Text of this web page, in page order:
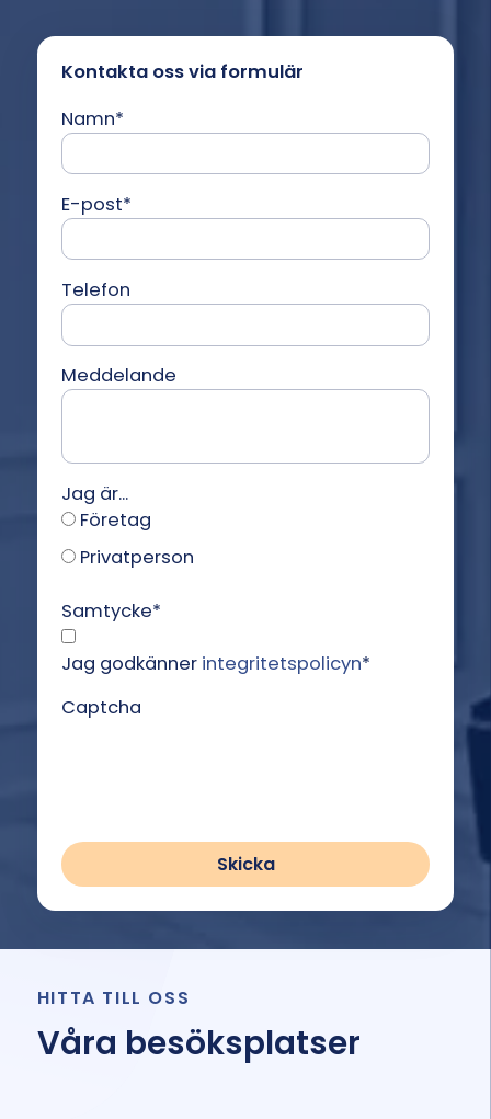
Kontakta oss via formulär
Namn*
E-post*
Telefon
Meddelande
Jag är...
Företag
Privatperson
Samtycke*
Jag godkänner integritetspolicyn*
Captcha
HITTA TILL OSS
Våra besöksplatser